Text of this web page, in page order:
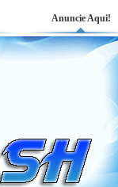
Anuncie Aqui!